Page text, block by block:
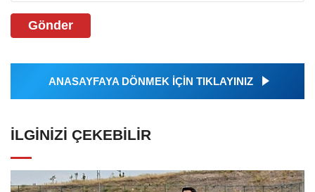
Gönder
ANASAYFAYA DÖNMEK İÇİN TIKLAYINIZ
İLGINIZI ÇEKEBILIR